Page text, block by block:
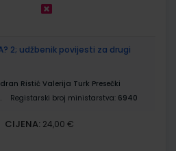
2; udžbenik povijesti za drugi
Ristić Valerija Turk Presečki
Registarski broj ministarstva: 6940
CIJENA: 24,00 €